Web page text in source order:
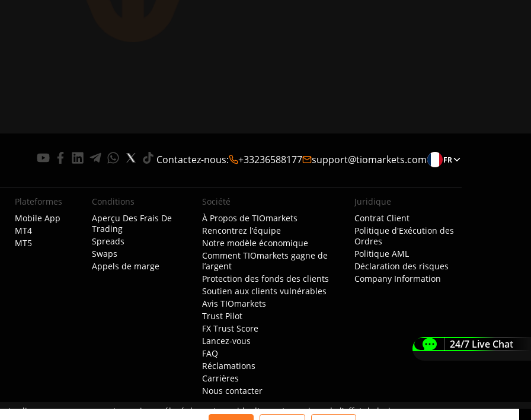
Contactez-nous: +33236588177 support@tiomarkets.com FR
Plateformes
Mobile App
MT4
MT5
Conditions
Aperçu Des Frais De
Trading
Spreads
Swaps
Appels de marge
Société
À Propos de TIOmarkets
Rencontrez l’équipe
Notre modèle économique
Comment TIOmarkets gagne de
l’argent
Protection des fonds des clients
Soutien aux clients vulnérables
Avis TIOmarkets
Trust Pilot
FX Trust Score
Lancez-vous
FAQ
Réclamations
Carrières
Nous contacter
Juridique
Contrat Client
Politique d'Exécution des
Ordres
Politique AML
Déclaration des risques
Company Information
24/7 Live Chat
trading sur marge comporte un risque élevé de perte rapide d'argent en raison de l'effet de levier.